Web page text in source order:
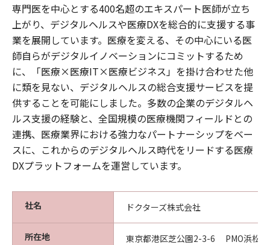
専門医を中心とする400名超のエキスパート医師が立ち
上がり、デジタルヘルスや医療DXを総合的に支援する事
業を展開しています。医療を変える、その中心にいる医
師自らがデジタルイノベーションにコミットするため
に、「医療×医療IT×医療ビジネス」を掛け合わせた他
に類を見ない、デジタルヘルスの総合支援サービスを提
供することを可能にしました。多数の企業のデジタルヘ
ルス支援の経験と、全国規模の医療機関フィールドとの
連携、医療業界における強力なパートナーシップをベー
スに、これからのデジタルヘルス時代をリードする医療
DXプラットフォームを運営しています。
社名 ドクターズ株式会社
所在地 東京都港区芝公園2-3-6 PMO浜松町